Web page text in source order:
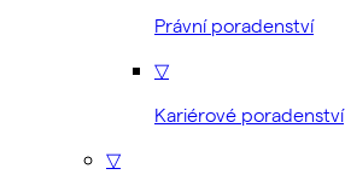
Právní poradenství
▽
Kariérové poradenství
▽